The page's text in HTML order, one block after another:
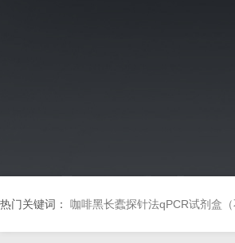
热门关键词： 咖啡黑长蠹探针法qPCR试剂盒（